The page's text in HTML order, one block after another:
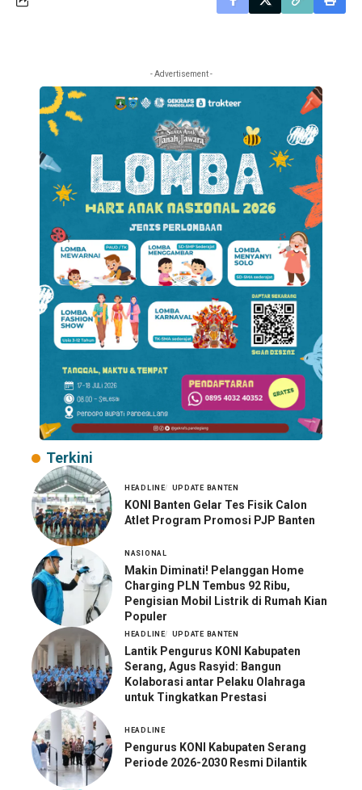
- Advertisement -
Terkini
HEADLINE UPDATE BANTEN
KONI Banten Gelar Tes Fisik Calon
Atlet Program Promosi PJP Banten
NASIONAL
Makin Diminati! Pelanggan Home
Charging PLN Tembus 92 Ribu,
Pengisian Mobil Listrik di Rumah Kian
Populer
HEADLINE UPDATE BANTEN
Lantik Pengurus KONI Kabupaten
Serang, Agus Rasyid: Bangun
Kolaborasi antar Pelaku Olahraga
untuk Tingkatkan Prestasi
HEADLINE
Pengurus KONI Kabupaten Serang
Periode 2026-2030 Resmi Dilantik